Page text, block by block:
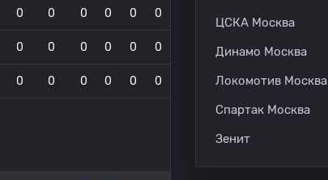
0 0 0 0 0 0
0 0 0 0 0 0
0 0 0 0 0 0
ЦСКА Москва
Динамо Москва
Локомотив Москва
Спартак Москва
Зенит